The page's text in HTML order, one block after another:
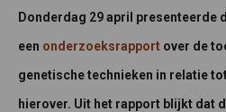
Donderdag 29 april presenteerde
een onderzoeksrapport over de
genetische technieken in relatie
hierover. Uit het rapport blijkt dat